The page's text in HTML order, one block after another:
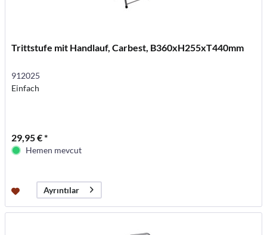
Trittstufe mit Handlauf, Carbest, B360xH255xT440mm
912025
Einfach
29,95 € *
Hemen mevcut
Ayrıntılar